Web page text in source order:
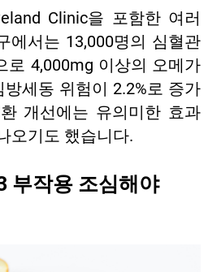
Clinic을 포함한 여러
에서는 13,000명의 심혈관
로 4,000mg 이상의 오메가
세동 위험이 2.2%로 증가
개선에는 유의미한 효과
오기도 했습니다.
부작용 조심해야